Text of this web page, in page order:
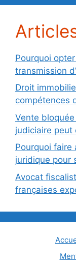
Pourquoi
transmission
Droit
compétences
Vente
judiciaire peut
Pourquoi faire
juridique pour
Avocat
françaises